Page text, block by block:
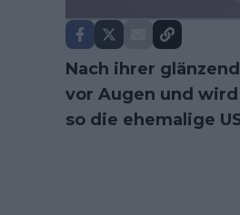
Nach ihrer
vor Augen und
so die ehemalige